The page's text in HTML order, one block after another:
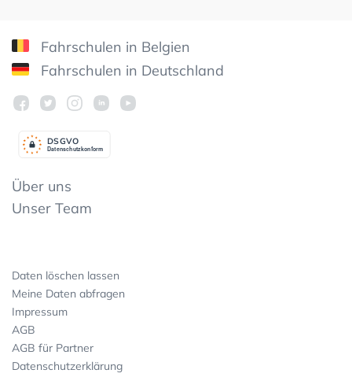
Fahrschulen in Belgien
Fahrschulen in Deutschland
Datenschutzkonform
DSGVO
Über uns
Unser Team
Daten löschen lassen
Meine Daten abfragen
Impressum
AGB
AGB für Partner
Datenschutzerklärung